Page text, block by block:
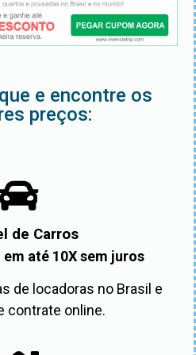
e encontre os
preços:
de Carros
até 10X sem juros
de locadoras no Brasil e
contrate online.